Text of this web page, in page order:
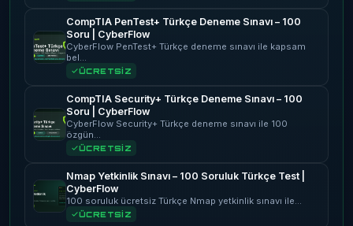
CompTIA PenTest+ Türkçe Deneme Sınavı – 100
Soru | CyberFlow
CyberFlow PenTest+ Türkçe deneme sınavı ile kapsam
bel…
ÜCRETSİZ
CompTIA Security+ Türkçe Deneme Sınavı – 100
Soru | CyberFlow
CyberFlow Security+ Türkçe deneme sınavı ile 100
özgün…
ÜCRETSİZ
Nmap Yetkinlik Sınavı – 100 Soruluk Türkçe Test |
CyberFlow
100 soruluk ücretsiz Türkçe Nmap yetkinlik sınavı ile…
ÜCRETSİZ